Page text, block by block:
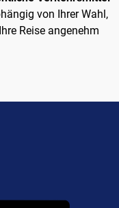
von Ihrer Wahl,
Reise angenehm